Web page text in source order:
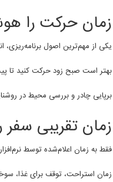
زمان حرکت را
یکی از مهم‌ترین اصول
بهتر است صبح زود حرکت کنید تا
برپایی چادر و بررسی محیط در
زمان تقریبی سفر
فقط به زمان اعلام‌شده توسط
زمان استراحت، توقف برای غذا،